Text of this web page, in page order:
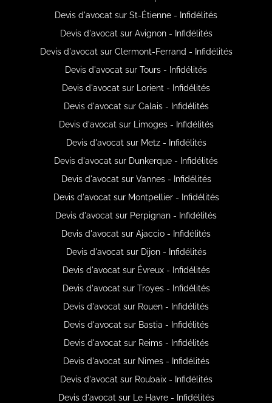
Devis d'avocat sur St-Étienne - Infidélités
Devis d'avocat sur Avignon - Infidélités
Devis d'avocat sur Clermont-Ferrand - Infidélités
Devis d'avocat sur Tours - Infidélités
Devis d'avocat sur Lorient - Infidélités
Devis d'avocat sur Calais - Infidélités
Devis d'avocat sur Limoges - Infidélités
Devis d'avocat sur Metz - Infidélités
Devis d'avocat sur Dunkerque - Infidélités
Devis d'avocat sur Vannes - Infidélités
Devis d'avocat sur Montpellier - Infidélités
Devis d'avocat sur Perpignan - Infidélités
Devis d'avocat sur Ajaccio - Infidélités
Devis d'avocat sur Dijon - Infidélités
Devis d'avocat sur Évreux - Infidélités
Devis d'avocat sur Troyes - Infidélités
Devis d'avocat sur Rouen - Infidélités
Devis d'avocat sur Bastia - Infidélités
Devis d'avocat sur Reims - Infidélités
Devis d'avocat sur Nimes - Infidélités
Devis d'avocat sur Roubaix - Infidélités
Devis d'avocat sur Le Havre - Infidélités